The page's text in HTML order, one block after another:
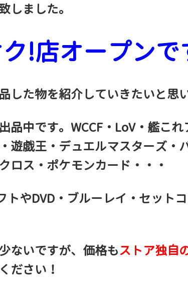
しました。
!店オープンで
した物を紹介していきたいと思
品中です。WCCF・LoV・艦こ
遊戯王・デュエルマスターズ・
ロス・ポケモンカード・・・
トやDVD・ブルーレイ・セット
ないですが、価格もストア独自
ださい！